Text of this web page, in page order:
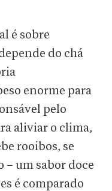
é sobre
do chá
enorme para
pelo
aliviar o clima,
rooibos, se
– um sabor doce
é comparado